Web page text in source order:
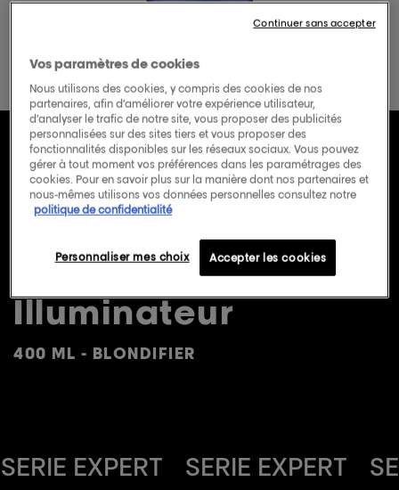
[Exclusivité Salon]
Concentré
Restaurateur Et
Illuminateur
400 ML - BLONDIFIER
SERIE EXPERT SERIE EXPERT
SE
Vos paramètres de cookies
Nous utilisons des cookies, y compris des cookies de nos
partenaires, afin d’améliorer votre expérience utilisateur,
d’analyser le trafic de notre site, vous proposer des publicités
personnalisées sur des sites tiers et vous proposer des
fonctionnalités disponibles sur les réseaux sociaux. Vous pouvez
gérer à tout moment vos préférences dans les paramétrages des
cookies. Pour en savoir plus sur la manière dont nos partenaires et
nous-mêmes utilisons vos données personnelles consultez notre
politique de confidentialité
Accepter les cookies
Personnaliser mes choix
Continuer sans accepter